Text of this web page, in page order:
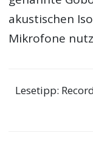
akustischen
Mikrofone
Lesetipp: